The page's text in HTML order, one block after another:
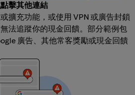
擊其他連結
擴充功能，或使用 VPN 或廣告封鎖
法追蹤你的現金回饋。部分範例包
廣告、其他常客獎勵或現金回饋